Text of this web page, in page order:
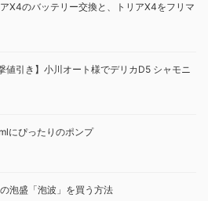
X4のバッテリー交換と、トリアX4をフリマ
値引き】小川オート様でデリカD5 シャモニ
にぴったりのポンプ
泡盛「泡波」を買う方法